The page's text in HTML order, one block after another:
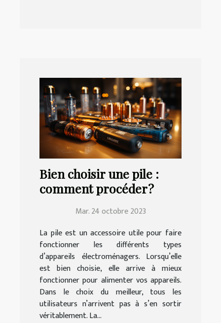
Bien choisir une pile :
comment procéder ?
Mar. 24 octobre 2023
La pile est un accessoire utile pour faire
fonctionner les différents types
d’appareils électroménagers. Lorsqu’elle
est bien choisie, elle arrive à mieux
fonctionner pour alimenter vos appareils.
Dans le choix du meilleur, tous les
utilisateurs n’arrivent pas à s’en sortir
véritablement. La...